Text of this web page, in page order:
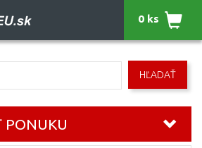
HĽADAŤ
0 ks
PONUKU